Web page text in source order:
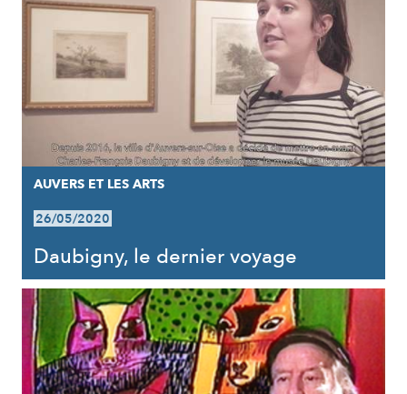
AUVERS ET LES ARTS
26/05/2020
Daubigny, le dernier voyage